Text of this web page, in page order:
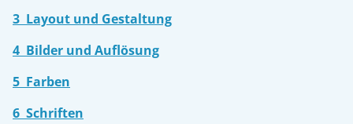
3 Layout und Gestaltung
4 Bilder und Auflösung
5 Farben
6 Schriften